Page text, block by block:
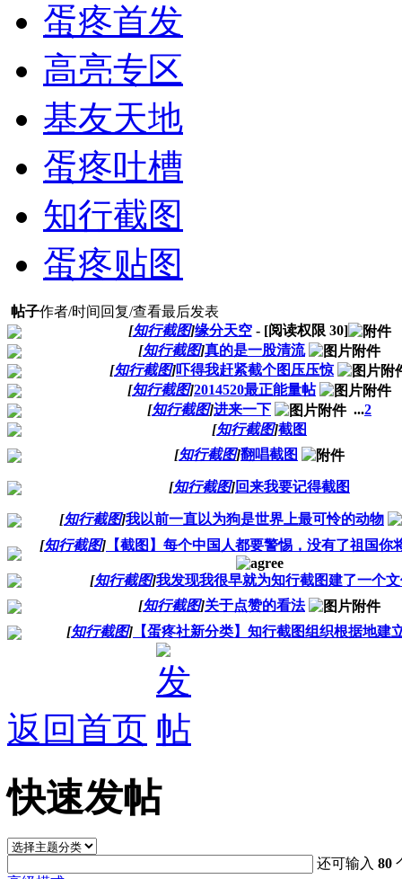
蛋疼首发
高亮专区
基友天地
蛋疼吐槽
知行截图
蛋疼贴图
帖子作者/时间 回复/查看最后发表
[知行截图]缘分天空- [阅读权限 30]
[知行截图]真的是一股清流
[知行截图]吓得我赶紧截个图压压惊
[知行截图]2014520最正能量帖
[知行截图]进来一下 ...2
[知行截图]截图
[知行截图]翻唱截图
[知行截图]回来我要记得截图
[知行截图]我以前一直以为狗是世界上最可怜的动物
[知行截图] 【截图】每个中国人都要警惕，没有了祖国你
[知行截图]我发现我很早就为知行截图建了一个
[知行截图]关于点赞的看法
[知行截图] 【蛋疼社新分类】知行截图组织根据地建
返回首页
快速发帖
还可输入80